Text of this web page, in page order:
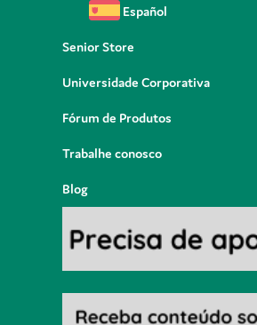
Español
Senior Store
Universidade Corporativa
Fórum de Produtos
Trabalhe conosco
Blog